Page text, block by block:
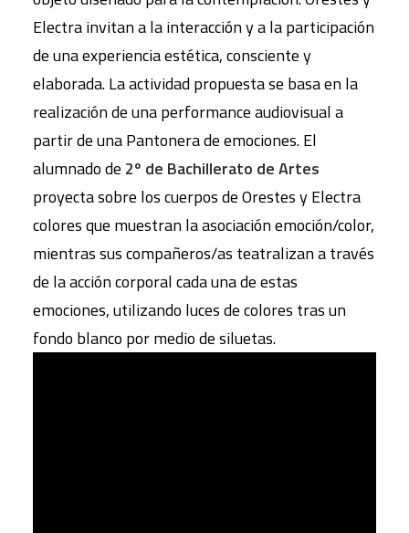
Electra invitan a la interacción y a la participación
de una experiencia estética, consciente y
elaborada. La actividad propuesta se basa en la
realización de una performance audiovisual a
partir de una Pantonera de emociones. El
alumnado de 2º de Bachillerato de Artes
proyecta sobre los cuerpos de Orestes y Electra
colores que muestran la asociación emoción/color,
mientras sus compañeros/as teatralizan a través
de la acción corporal cada una de estas
emociones, utilizando luces de colores tras un
fondo blanco por medio de siluetas.